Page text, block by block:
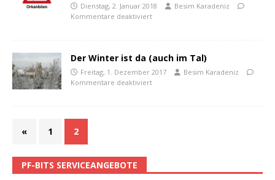
Dienstag, 2. Januar 2018
Besim Karadeniz
Kommentare deaktiviert
Der Winter ist da (auch im Tal)
Freitag, 1. Dezember 2017
Besim Karadeniz
Kommentare deaktiviert
« 1 2
PF-BITS SERVICEANGEBOTE